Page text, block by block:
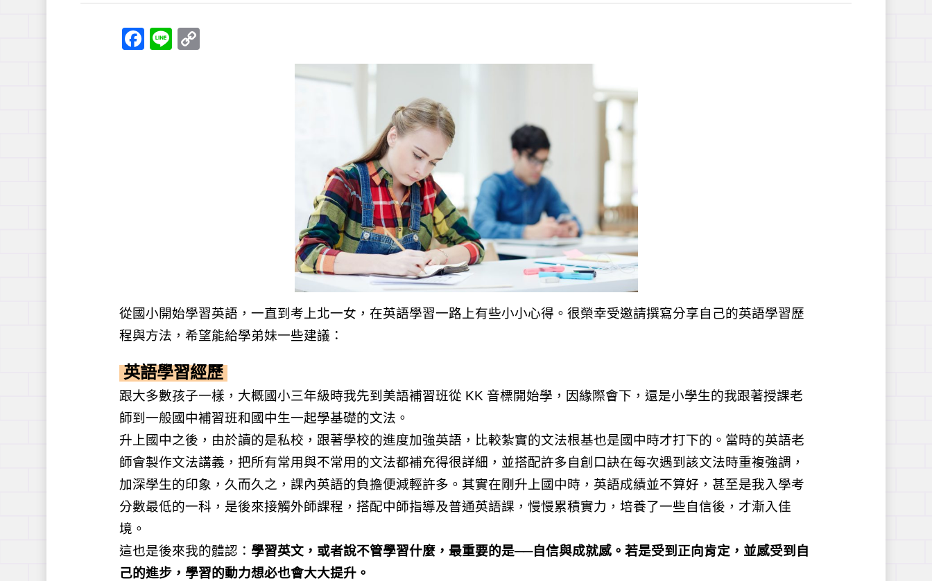
Facebook
Line
從國小開始學習英語，一直到考上北一女，在英語學習一路上有些小小心得。很榮幸受邀請撰寫分享自己的英語學習歷
程與方法，希望能給學弟妹一些建議：
英語學習經歷
跟大多數孩子一樣，大概國小三年級時我先到美語補習班從 KK 音標開始學，因緣際會下，還是小學生的我跟著授課老
師到一般國中補習班和國中生一起學基礎的文法。
升上國中之後，由於讀的是私校，跟著學校的進度加強英語，比較紮實的文法根基也是國中時才打下的。當時的英語老
師會製作文法講義，把所有常用與不常用的文法都補充得很詳細，並搭配許多自創口訣在每次遇到該文法時重複強調，
加深學生的印象，久而久之，課內英語的負擔便減輕許多。其實在剛升上國中時，英語成績並不算好，甚至是我入學考
分數最低的一科，是後來接觸外師課程，搭配中師指導及普通英語課，慢慢累積實力，培養了一些自信後，才漸入佳
境。
這也是後來我的體認： 學習英文，或者說不管學習什麼，最重要的是──自信與成就感。若是受到正向肯定，並感受到自
己的進步，學習的動力想必也會大大提升。